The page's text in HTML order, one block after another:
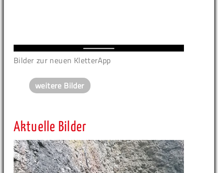
Bilder zur neuen KletterApp
weitere Bilder
Aktuelle Bilder